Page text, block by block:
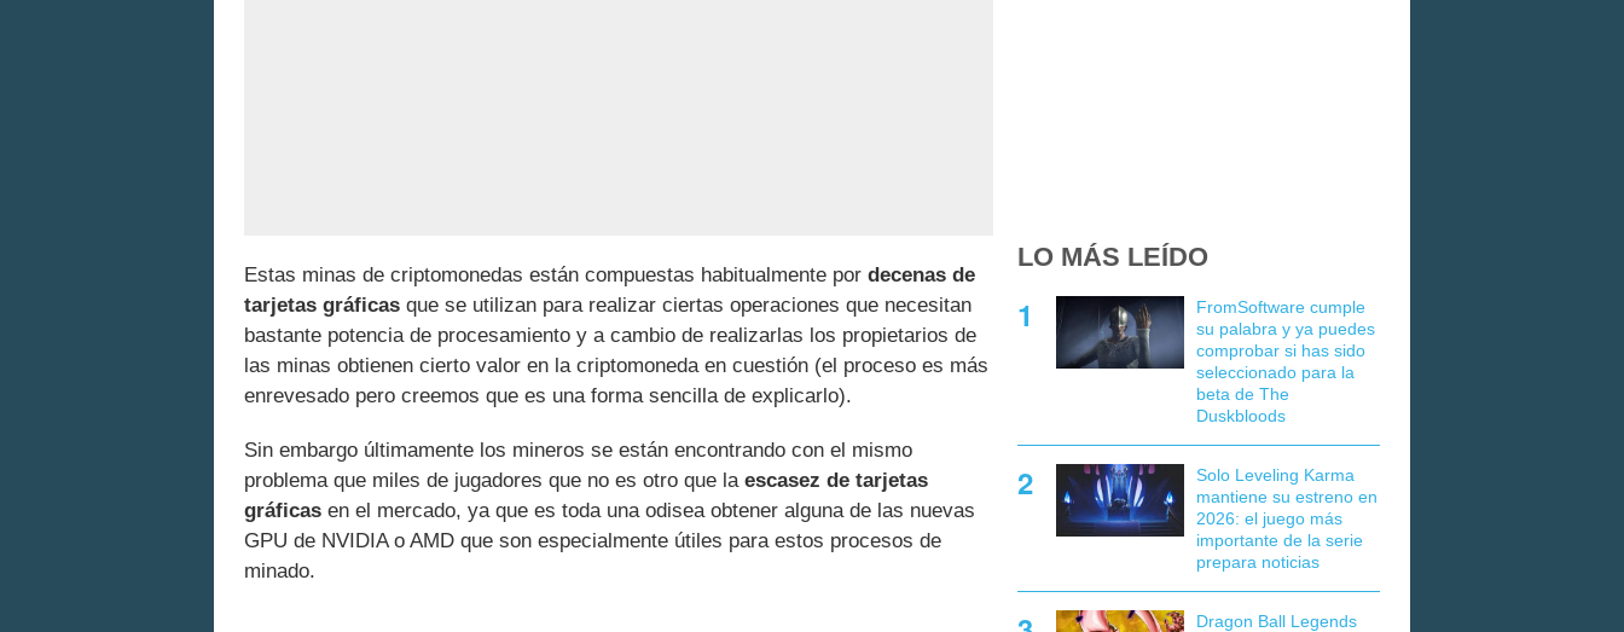
Estas minas de criptomonedas están compuestas habitualmente por decenas de
tarjetas gráficas que se utilizan para realizar ciertas operaciones que necesitan
bastante potencia de procesamiento y a cambio de realizarlas los propietarios de
las minas obtienen cierto valor en la criptomoneda en cuestión (el proceso es más
enrevesado pero creemos que es una forma sencilla de explicarlo).
Sin embargo últimamente los mineros se están encontrando con el mismo
problema que miles de jugadores que no es otro que la escasez de tarjetas
gráficas en el mercado, ya que es toda una odisea obtener alguna de las nuevas
GPU de NVIDIA o AMD que son especialmente útiles para estos procesos de
minado.
LO MÁS LEÍDO
FromSoftware cumple
su palabra y ya puedes
comprobar si has sido
seleccionado para la
beta de The
Duskbloods
Solo Leveling Karma
mantiene su estreno en
2026: el juego más
importante de la serie
prepara noticias
Dragon Ball Legends